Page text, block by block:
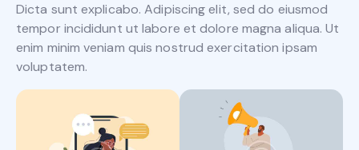
Dicta sunt explicabo. Adipiscing elit, sed do eiusmod
tempor incididunt ut labore et dolore magna aliqua. Ut
enim minim veniam quis nostrud exercitation ipsam
voluptatem.